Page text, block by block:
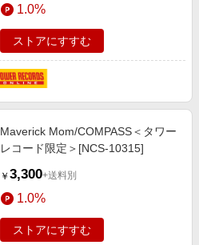
1.0%
ストアにすすむ
Maverick Mom/COMPASS＜タワー
レコード限定＞[NCS-10315]
￥ 3,300+送料別
1.0%
ストアにすすむ